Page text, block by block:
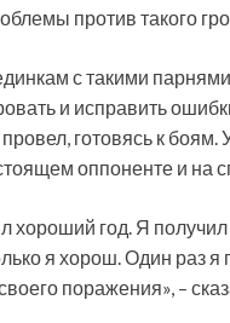
против такого
с такими
и исправить
провел, готовясь к
оппоненте и на
год. Я
я хорош. Один раз я
поражения», –